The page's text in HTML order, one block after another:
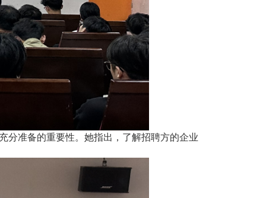
分准备的重要性。她指出，了解招聘方的企业